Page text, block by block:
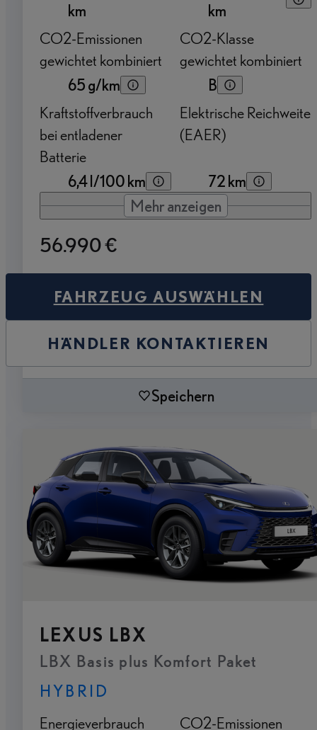
km
km
CO2-Emissionen
gewichtet kombiniert
65 g/km
CO2-Klasse
gewichtet kombiniert
B
Kraftstoffverbrauch
bei entladener
Batterie
6,4 l/100 km
Elektrische Reichweite
(EAER)
72 km
Mehr anzeigen
56.990 €
FAHRZEUG AUSWÄHLEN
HÄNDLER KONTAKTIEREN
Speichern
LEXUS LBX
LBX Basis plus Komfort Paket
HYBRID
Energieverbrauch
CO2-Emissionen